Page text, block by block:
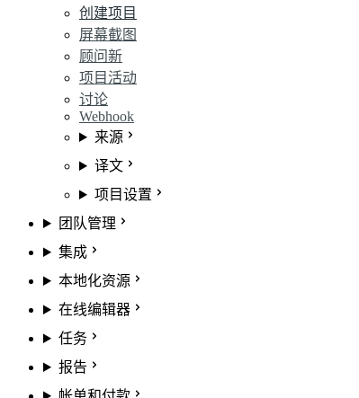
创建项目
屏幕截图
顾问新
项目活动
讨论
Webhook
来源
译文
项目设置
团队管理
集成
本地化资源
在线编辑器
任务
报告